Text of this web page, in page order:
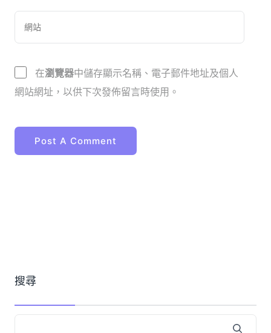
在瀏覽器中儲存顯示名稱、電子郵件地址及個人
網站網址，以供下次發佈留言時使用。
搜尋